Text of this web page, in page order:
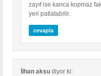
zayıf ise kanca kopmaz
yeri patlatabilir.
cevapla
İlhan aksu diyor ki: